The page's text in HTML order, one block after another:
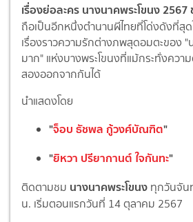
เรื่องย่อละคร นางนาคพระโขนง 2567
ถือเป็นอีกหนึ่งตำนานผีไทยที่โด่งดังที่สุ
เรื่องราวความรักต่างภพสุดอมตะของ "
มาก" แห่งบางพระโขนงที่แม้กระทั่งคว
สองออกจากกันได้
นำแสดงโดย
"จ็อบ ธัชพล กู้วงศ์บัณฑิต"
"ยิหวา ปรียากานต์ ใจกันทะ"
ติดตามชม นางนาคพระโขนง ทุกวันจัน
น. เริ่มตอนแรกวันที่ 14 ตุลาคม 2567